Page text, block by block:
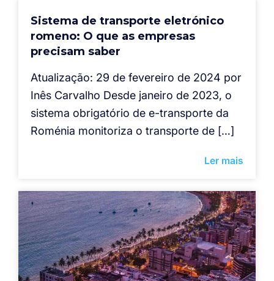
Sistema de transporte eletrónico
romeno: O que as empresas
precisam saber
Atualização: 29 de fevereiro de 2024 por
Inês Carvalho Desde janeiro de 2023, o
sistema obrigatório de e-transporte da
Roménia monitoriza o transporte de […]
Ler mais